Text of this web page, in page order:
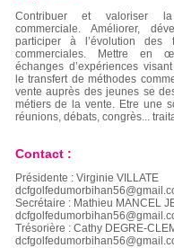
Contribuer et valoriser
commerciale. Améliorer,
participer à l’évolution des
commerciales. Mettre en
échanges d’expériences
le transfert de méthodes
vente auprès des jeunes se
métiers de la vente. Etre une
réunions, débats, congrès...
Contact :
Présidente : Virginie VILLATE
Secrétaire : Mathieu MANCEL
Trésorière : Cathy DEGRE-